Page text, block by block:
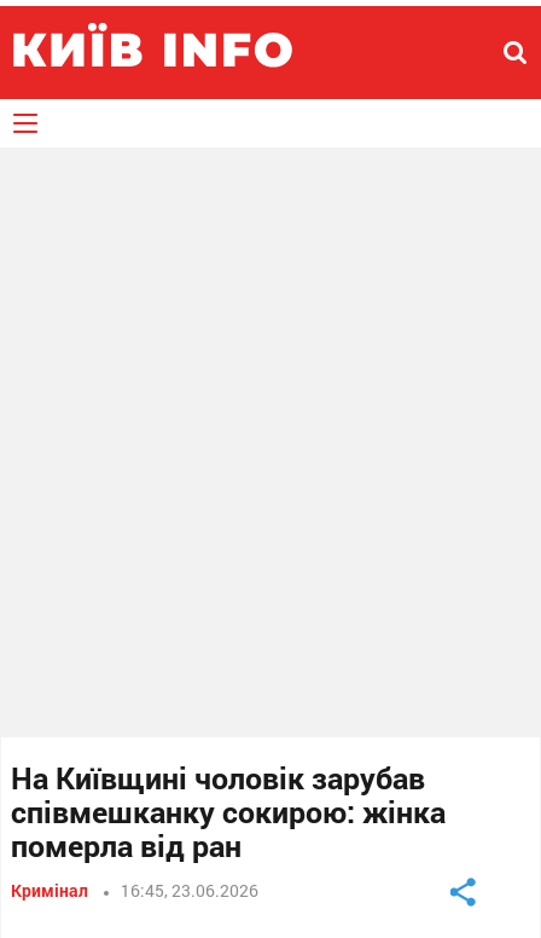
На Київщині чоловік зарубав
співмешканку сокирою: жінка
померла від ран
Кримінал 16:45, 23.06.2026